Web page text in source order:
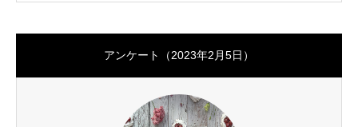
アンケート（2023年2月5日）